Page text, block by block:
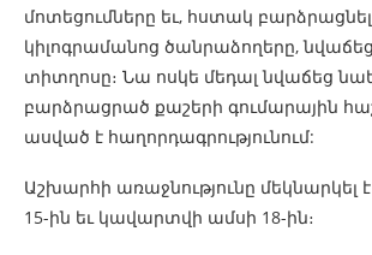
մոտեցումները եւ, հստակ
կիլոգրամանոց ծանրաձողերը,
տիտղոսը։ Նա ոսկե մեդալ նվաճեց
բարձրացրած քաշերի գումարային
ասված է հաղորդագրությունում:
Աշխարհի առաջնությունը մեկնարկել
15-ին եւ կավարտվի ամսի 18-ին։